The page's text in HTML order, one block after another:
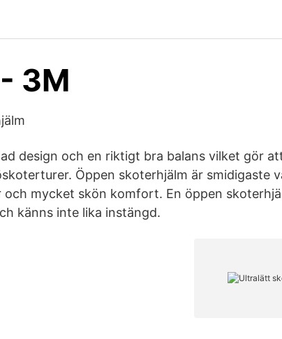
3M
design och en riktigt bra balans vilket gör
Öppen skoterhjälm är smidigaste
mycket skön komfort. En öppen
känns inte lika instängd.